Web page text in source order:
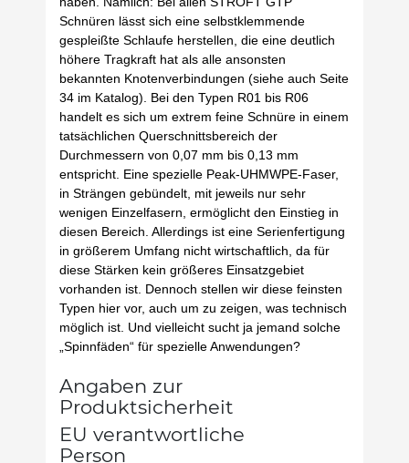
Schnüren lässt sich eine selbstklemmende
gespleißte Schlaufe herstellen, die eine deutlich
höhere Tragkraft hat als alle ansonsten
bekannten Knotenverbindungen (siehe auch Seite
34 im Katalog). Bei den Typen R01 bis R06
handelt es sich um extrem feine Schnüre in einem
tatsächlichen Querschnittsbereich der
Durchmessern von 0,07 mm bis 0,13 mm
entspricht. Eine spezielle Peak-UHMWPE-Faser,
in Strängen gebündelt, mit jeweils nur sehr
wenigen Einzelfasern, ermöglicht den Einstieg in
diesen Bereich. Allerdings ist eine Serienfertigung
in größerem Umfang nicht wirtschaftlich, da für
diese Stärken kein größeres Einsatzgebiet
vorhanden ist. Dennoch stellen wir diese feinsten
Typen hier vor, auch um zu zeigen, was technisch
möglich ist. Und vielleicht sucht ja jemand solche
„Spinnfäden“ für spezielle Anwendungen?
Angaben zur
Produktsicherheit
EU verantwortliche
Person